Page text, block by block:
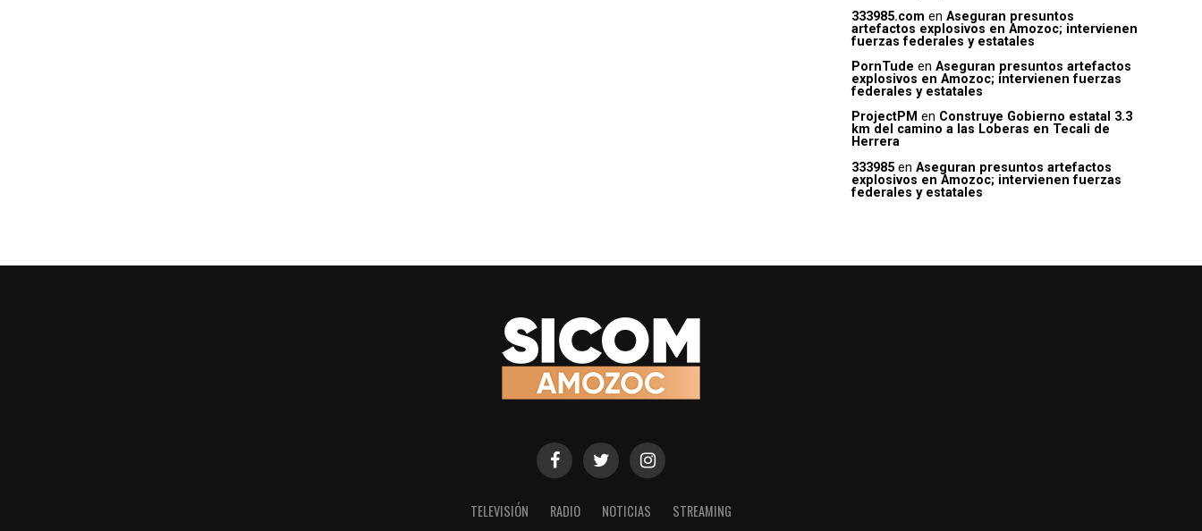
333985.com en Aseguran presuntos
artefactos explosivos en Amozoc; intervienen
fuerzas federales y estatales
PornTude en Aseguran presuntos artefactos
explosivos en Amozoc; intervienen fuerzas
federales y estatales
ProjectPM en Construye Gobierno estatal 3.3
km del camino a las Loberas en Tecali de
Herrera
333985 en Aseguran presuntos artefactos
explosivos en Amozoc; intervienen fuerzas
federales y estatales
TELEVISIÓN RADIO NOTICIAS STREAMING